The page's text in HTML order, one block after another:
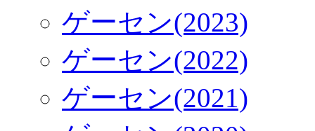
ゲーセン(2023)
ゲーセン(2022)
ゲーセン(2021)